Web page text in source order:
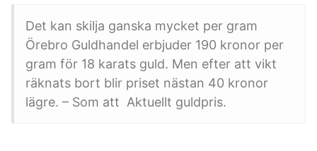
Det kan skilja ganska mycket per gram
Örebro Guldhandel erbjuder 190 kronor per
gram för 18 karats guld. Men efter att vikt
räknats bort blir priset nästan 40 kronor
lägre. – Som att Aktuellt guldpris.